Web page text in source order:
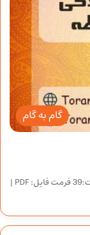
گام به گام
درس: تفکر و سبک زندگی | پایه: هفتم| تعداد صفحات:39 فرمت فایل: PDF |